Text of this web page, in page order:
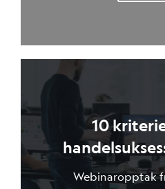
10
Webinaropptak